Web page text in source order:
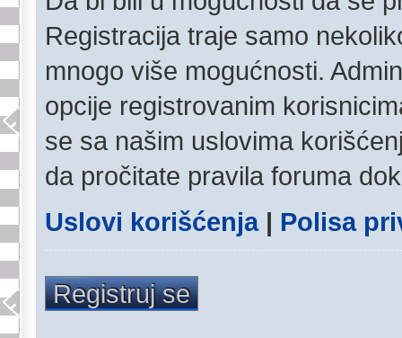
Registracija traje samo
mnogo više mogućnosti.
opcije registrovanim
se sa našim uslovima
da pročitate pravila foruma
Uslovi korišćenja| Polisa
Registruj se